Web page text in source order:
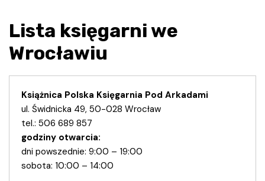
Lista księgarni we
Wrocławiu
Książnica Polska Księgarnia Pod Arkadami
ul. Świdnicka 49, 50-028 Wrocław
tel.: 506 689 857
godziny otwarcia:
dni powszednie: 9:00 – 19:00
sobota: 10:00 – 14:00